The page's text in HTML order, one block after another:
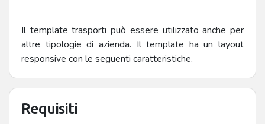
Il template trasporti può essere utilizzato anche per
altre tipologie di azienda. Il template ha un layout
responsive con le seguenti caratteristiche.
Requisiti